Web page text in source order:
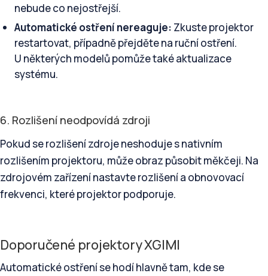
nebude co nejostřejší.
Automatické ostření nereaguje: Zkuste projektor
restartovat, případně přejděte na ruční ostření.
U některých modelů pomůže také aktualizace
systému.
6. Rozlišení neodpovídá zdroji
Pokud se rozlišení zdroje neshoduje s nativním
rozlišením projektoru, může obraz působit měkčeji. Na
zdrojovém zařízení nastavte rozlišení a obnovovací
frekvenci, které projektor podporuje.
Doporučené projektory XGIMI
Automatické ostření se hodí hlavně tam, kde se